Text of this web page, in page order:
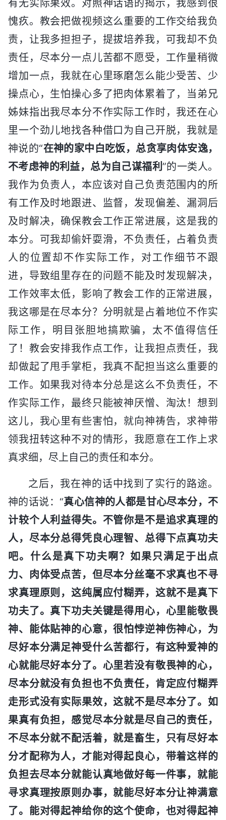
有无实际果效。对照神话语的揭示，我感到很
愧疚。教会把做视频这么重要的工作交给我负
责，让我多担担子，提拔培养我，可我却不负
责任，尽本分一点儿苦都不愿受，工作量稍微
增加一点，我就在心里琢磨怎么能少受苦、少
操点心，生怕操心多了把肉体累着了，当弟兄
姊妹指出我尽本分不作实际工作时，我还在心
里一个劲儿地找各种借口为自己开脱，我就是
神说的“在神的家中白吃饭，总贪享肉体安逸，
不考虑神的利益，总为自己谋福利 ”的一类人。
我作为负责人，本应该对自己负责范围内的所
有工作及时地跟进、监督，发现偏差、漏洞后
及时解决，确保教会工作正常进展，这是我的
本分。可我却偷奸耍滑，不负责任，占着负责
人的位置却不作实际工作，对工作细节不跟
进，导致组里存在的问题不能及时发现解决，
工作效率太低，影响了教会工作的正常进展，
我这哪是在尽本分？分明就是占着地位不作实
际工作，明目张胆地搞欺骗，太不值得信任
了！教会安排我作点工作，让我担点责任，我
却做起了甩手掌柜，我真不配担当这么重要的
工作。如果我对待本分总是这么不负责任，不
作实际工作，最终只能被神厌憎、淘汰！想到
这儿，我心里有些害怕，就向神祷告，求神带
领我扭转这种不对的情形，我愿意在工作上求
真求细，尽上自己的责任和本分。
之后，我在神的话中找到了实行的路途。
神的话说：“真心信神的人都是甘心尽本分，不
计较个人利益得失。不管你是不是追求真理的
人，尽本分总得凭良心理智、总得下点真功夫
吧。什么是真下功夫啊？如果只满足于出点
力、肉体受点苦，但尽本分丝毫不求真也不寻
求真理原则，这纯属应付糊弄，这就不是真下
功夫了。真下功夫关键是得用心，心里能敬畏
神、能体贴神的心意，很怕悖逆神伤神心，为
尽好本分满足神受什么苦都行，有这种爱神的
心就能尽好本分了。心里若没有敬畏神的心，
尽本分就没有负担也不负责任，肯定应付糊弄
走形式没有实际果效，这就不是尽本分了。如
果真有负担，感觉尽本分就是尽自己的责任，
不尽本分就不配活着，就是畜生，只有尽好本
分才配称为人，才能对得起良心，带着这样的
负担去尽本分就能认真地做好每一件事，就能
寻求真理按原则办事，就能尽好本分让神满意
了。能对得起神给你的这个使命，也对得起神